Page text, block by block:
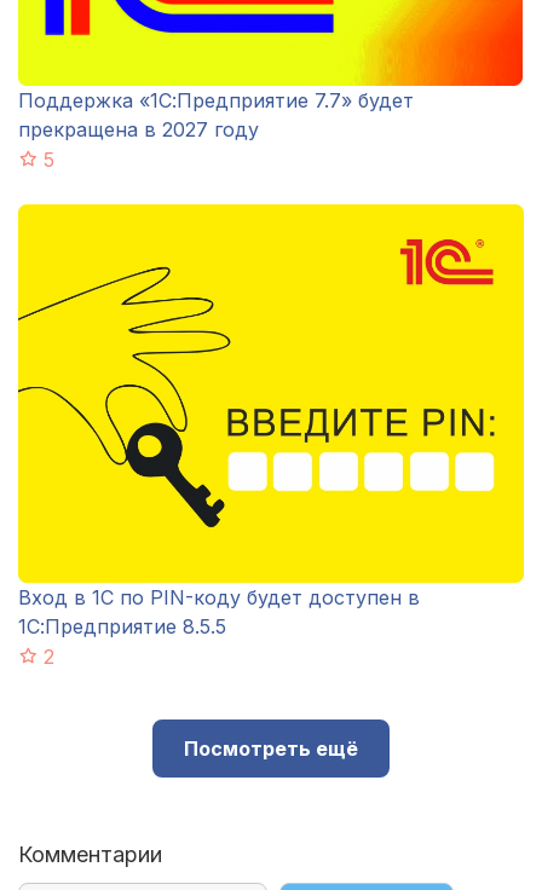
Поддержка «1С:Предприятие 7.7» будет
прекращена в 2027 году
5
Вход в 1С по PIN-коду будет доступен в
1С:Предприятие 8.5.5
2
Посмотреть ещё
Комментарии